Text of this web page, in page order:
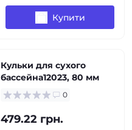
Купити
Кульки для сухого
бассейна12023, 80 мм
0
479.22 грн.